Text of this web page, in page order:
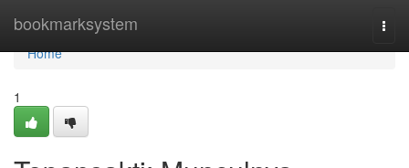
bookmarksystem
Home
Home
1